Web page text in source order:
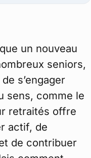
un nouveau
seniors,
s’engager
sens, comme le
retraités offre
actif, de
de contribuer